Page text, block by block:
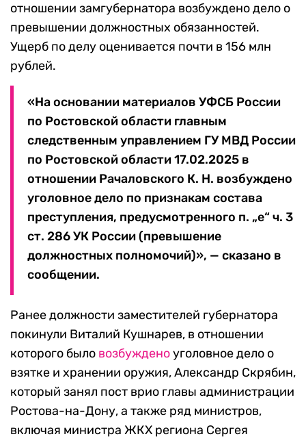
отношении замгубернатора возбуждено дело о
превышении должностных обязанностей.
Ущерб по делу оценивается почти в 156 млн
рублей.
«На основании материалов УФСБ России
по Ростовской области главным
следственным управлением ГУ МВД России
по Ростовской области 17.02.2025 в
отношении Рачаловского К. Н. возбуждено
уголовное дело по признакам состава
преступления, предусмотренного п. „е“ ч. 3
ст. 286 УК России (превышение
должностных полномочий)», — сказано в
сообщении.
Ранее должности заместителей губернатора
покинули Виталий Кушнарев, в отношении
которого было возбужденоуголовное дело о
взятке и хранении оружия, Александр Скрябин,
который занял пост врио главы администрации
Ростова-на-Дону, а также ряд министров,
включая министра ЖКХ региона Сергея